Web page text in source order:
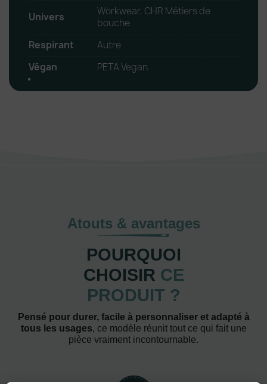
Univers
Workwear, CHR Métiers de
bouche
Respirant
Autre
Végan
PETA Vegan
Atouts & avantages
POURQUOI
CHOISIR CE
PRODUIT ?
Pensé pour durer, facile à personnaliser et adapté à
tous les usages, ce modèle réunit tout ce qui fait une
pièce vraiment incontournable.